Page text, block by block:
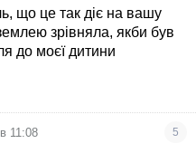
що це так діє на вашу
зрівняла, якби був
до моєї дитини
11:08 5